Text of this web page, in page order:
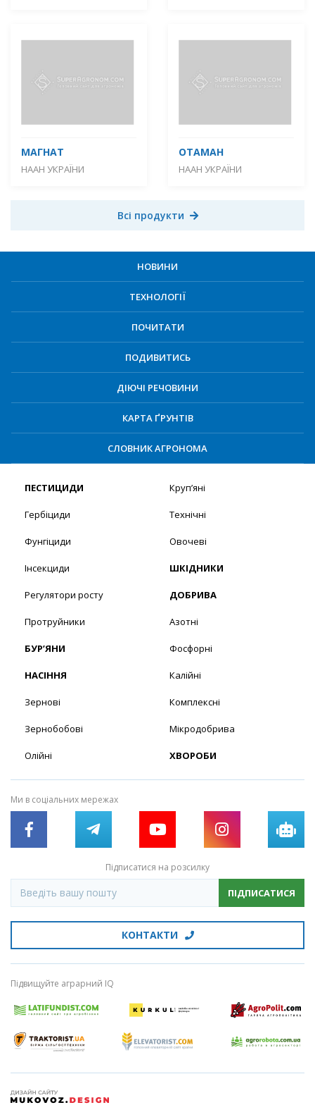
МАГНАТ
НААН УКРАЇНИ
ОТАМАН
НААН УКРАЇНИ
Всі продукти
НОВИНИ
ТЕХНОЛОГІЇ
ПОЧИТАТИ
ПОДИВИТИСЬ
ДІЮЧІ РЕЧОВИНИ
КАРТА ҐРУНТІВ
СЛОВНИК АГРОНОМА
ПЕСТИЦИДИ
Гербіциди
Фунгіциди
Інсекциди
Регулятори росту
Протруйники
БУР’ЯНИ
НАСІННЯ
Зернові
Зернобобові
Олійні
Круп’яні
Технічні
Овочеві
ШКІДНИКИ
ДОБРИВА
Азотні
Фосфорні
Калійні
Комплексні
Мікродобрива
ХВОРОБИ
Ми в соціальних мережах
Підписатися на розсилку
ПІДПИСАТИСЯ
КОНТАКТИ
Підвищуйте аграрний IQ